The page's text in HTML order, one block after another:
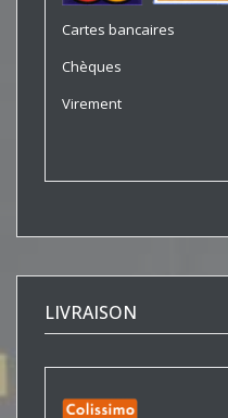
Cartes bancaires
Chèques
Virement
LIVRAISON